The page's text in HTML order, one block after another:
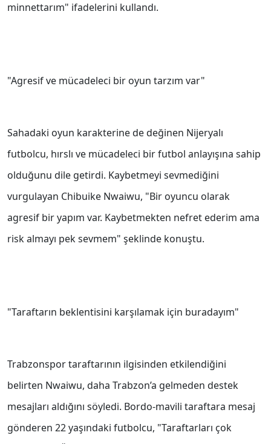
minnettarım" ifadelerini kullandı.
"Agresif ve mücadeleci bir oyun tarzım var"
Sahadaki oyun karakterine de değinen Nijeryalı
futbolcu, hırslı ve mücadeleci bir futbol anlayışına sahip
olduğunu dile getirdi. Kaybetmeyi sevmediğini
vurgulayan Chibuike Nwaiwu, "Bir oyuncu olarak
agresif bir yapım var. Kaybetmekten nefret ederim ama
risk almayı pek sevmem" şeklinde konuştu.
"Taraftarın beklentisini karşılamak için buradayım"
Trabzonspor taraftarının ilgisinden etkilendiğini
belirten Nwaiwu, daha Trabzon’a gelmeden destek
mesajları aldığını söyledi. Bordo-mavili taraftara mesaj
gönderen 22 yaşındaki futbolcu, "Taraftarları çok